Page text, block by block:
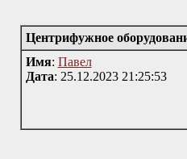
Центрифужное
Имя: Павел
Дата: 25.12.2023 21:25:53